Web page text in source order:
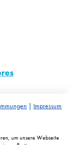
| Impressum
um unsere Webseite